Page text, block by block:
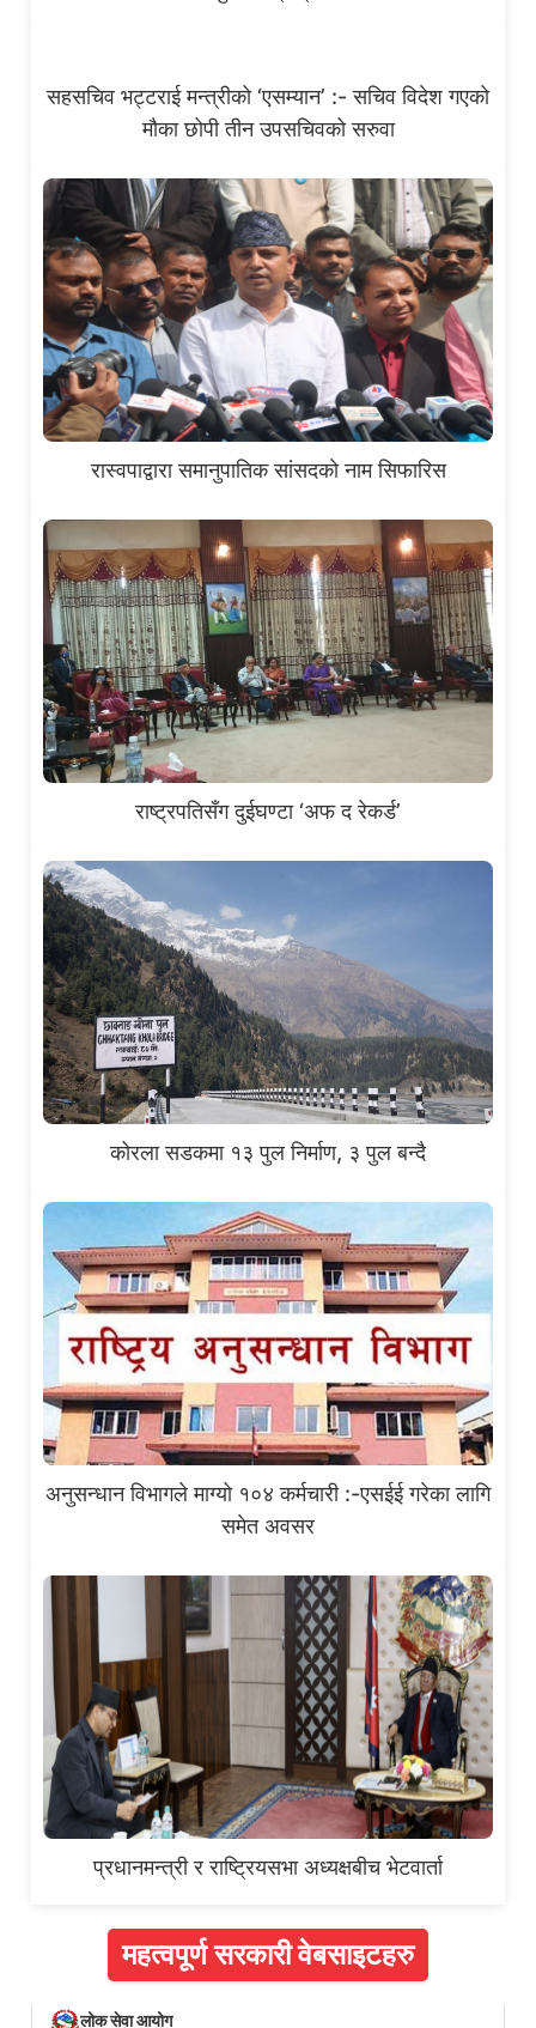
सहसचिव भट्टराई मन्त्रीको ‘एसम्यान’ :- सचिव विदेश गएको
मौका छोपी तीन उपसचिवको सरुवा
रास्वपाद्वारा समानुपातिक सांसदको नाम सिफारिस
राष्ट्रपतिसँग दुईघण्टा ‘अफ द रेकर्ड’
कोरला सडकमा १३ पुल निर्माण, ३ पुल बन्दै
अनुसन्धान विभागले माग्यो १०४ कर्मचारी :-एसईई गरेका लागि
समेत अवसर
प्रधानमन्त्री र राष्ट्रियसभा अध्यक्षबीच भेटवार्ता
महत्वपूर्ण सरकारी वेबसाइटहरु
लोक सेवा आयोग